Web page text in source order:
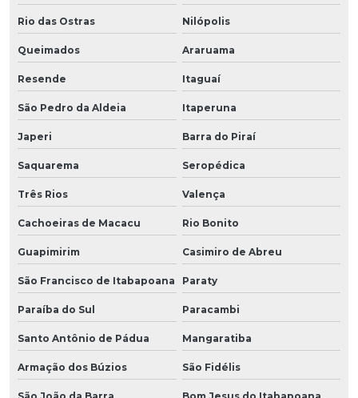
Rio das Ostras Nilópolis
Queimados Araruama
Resende Itaguaí
São Pedro da Aldeia Itaperuna
Japeri Barra do Piraí
Saquarema Seropédica
Três Rios Valença
Cachoeiras de Macacu Rio Bonito
Guapimirim Casimiro de Abreu
São Francisco de Itabapoana Paraty
Paraíba do Sul Paracambi
Santo Antônio de Pádua Mangaratiba
Armação dos Búzios São Fidélis